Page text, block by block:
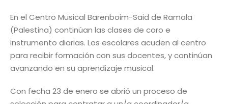
En el Centro Musical Barenboim-Said de Ramala
(Palestina) continúan las clases de coro e
instrumento diarias. Los escolares acuden al centro
para recibir formación con sus docentes, y continúan
avanzando en su aprendizaje musical.
Con fecha 23 de enero se abrió un proceso de